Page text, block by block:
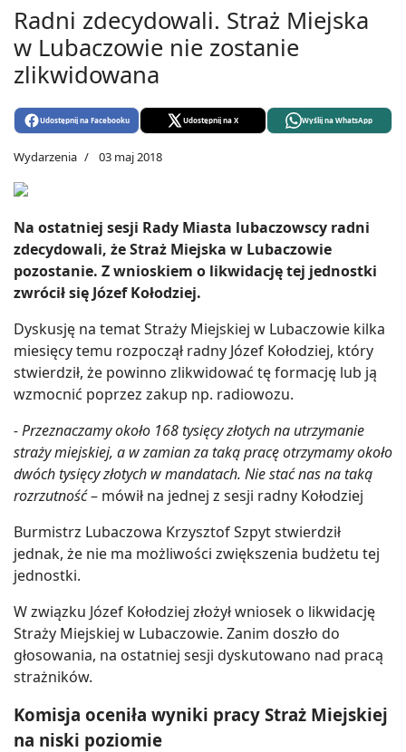
Radni zdecydowali. Straż Miejska
w Lubaczowie nie zostanie
zlikwidowana
Udostępnij na Facebooku Udostępnij na X Wyślij na WhatsApp
Wydarzenia 03 maj 2018
Na ostatniej sesji Rady Miasta lubaczowscy radni
zdecydowali, że Straż Miejska w Lubaczowie
pozostanie. Z wnioskiem o likwidację tej jednostki
zwrócił się Józef Kołodziej.
Dyskusję na temat Straży Miejskiej w Lubaczowie kilka
miesięcy temu rozpoczął radny Józef Kołodziej, który
stwierdził, że powinno zlikwidować tę formację lub ją
wzmocnić poprzez zakup np. radiowozu.
- Przeznaczamy około 168 tysięcy złotych na utrzymanie
straży miejskiej, a w zamian za taką pracę otrzymamy około
dwóch tysięcy złotych w mandatach. Nie stać nas na taką
rozrzutność– mówił na jednej z sesji radny Kołodziej
Burmistrz Lubaczowa Krzysztof Szpyt stwierdził
jednak, że nie ma możliwości zwiększenia budżetu tej
jednostki.
W związku Józef Kołodziej złożył wniosek o likwidację
Straży Miejskiej w Lubaczowie. Zanim doszło do
głosowania, na ostatniej sesji dyskutowano nad pracą
strażników.
Komisja oceniła wyniki pracy Straż Miejskiej
na niski poziomie